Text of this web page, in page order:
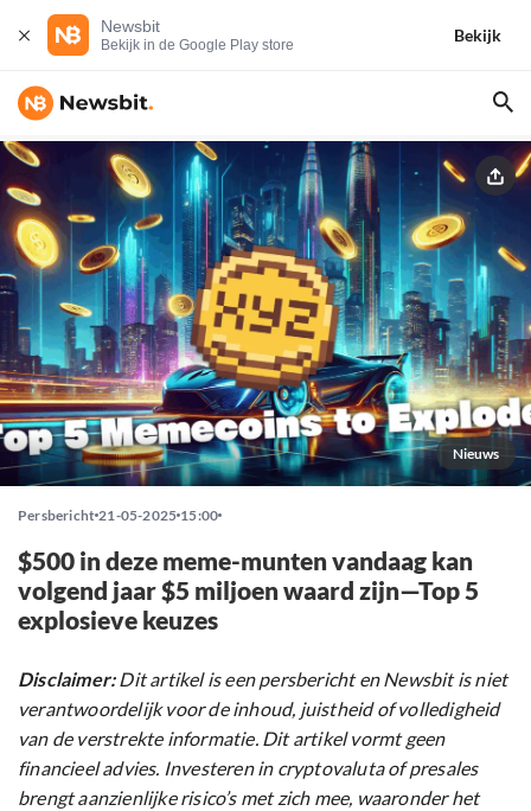
Newsbit
Bekijk in de Google Play store
Bekijk
Nieuws
Persbericht 21-05-2025 15:00
$500 in deze meme-munten vandaag kan
volgend jaar $5 miljoen waard zijn—Top 5
explosieve keuzes
Disclaimer:Dit artikel is een persbericht en Newsbit is niet
verantwoordelijk voor de inhoud, juistheid of volledigheid
van de verstrekte informatie. Dit artikel vormt geen
financieel advies. Investeren in cryptovaluta of presales
brengt aanzienlijke risico’s met zich mee, waaronder het